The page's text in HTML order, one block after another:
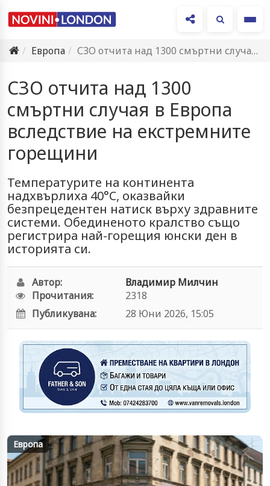
Европа
СЗО отчита над 1300 смъртни случая в Европа вследствие на…
СЗО отчита над 1300
смъртни случая в Европа
вследствие на екстремните
горещини
Температурите на континента
надхвърлиха 40°C, оказвайки
безпрецедентен натиск върху здравните
системи. Обединеното кралство също
регистрира най-горещия юнски ден в
историята си.
Автор:
Владимир Милчин
Прочитания:
2318
Публикувана:
28 Юни 2026, 15:05
Европа